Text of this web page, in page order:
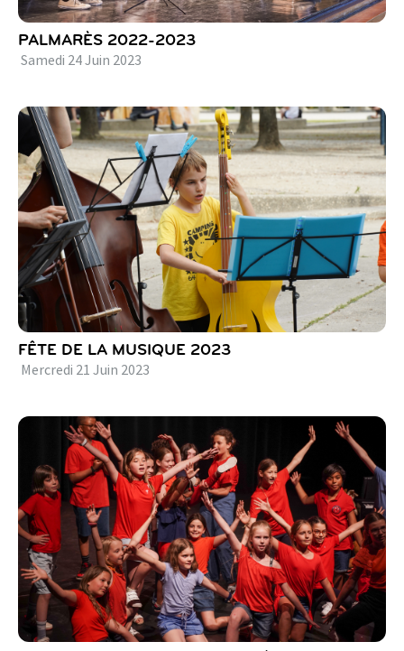
PALMARÈS 2022-2023
Samedi 24Juin 2023
FÊTE DE LA MUSIQUE 2023
Mercredi 21 Juin 2023